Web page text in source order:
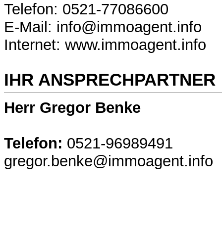
Telefon: 0521-77086600
E-Mail: info@immoagent.info
Internet: www.immoagent.info
IHR ANSPRECHPARTNER
Herr Gregor Benke
Telefon: 0521-96989491
gregor.benke@immoagent.info